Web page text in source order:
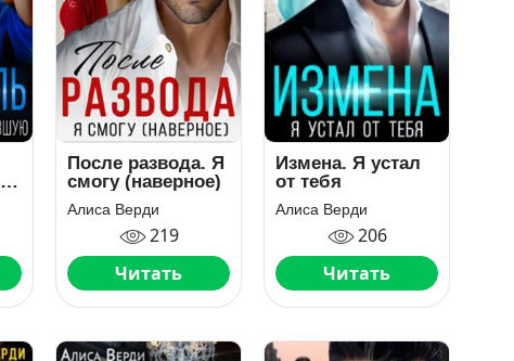
После развода. Я
смогу (наверное)
Алиса Верди
219
Читать
Измена. Я устал
от тебя
Алиса Верди
206
Читать